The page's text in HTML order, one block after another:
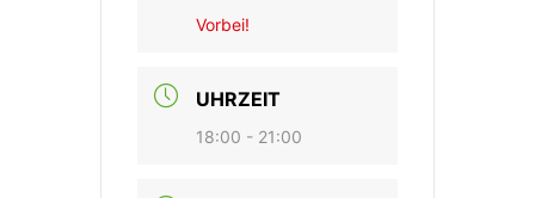
Vorbei!
UHRZEIT
18:00 - 21:00